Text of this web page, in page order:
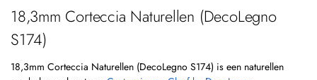
18,3mm Corteccia Naturellen (DecoLegno
S174)
18,3mm Corteccia Naturellen (DecoLegno S174) is een naturellen